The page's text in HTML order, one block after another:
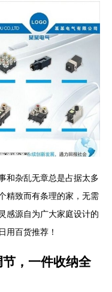
和杂乱无章总是占据太多
精致而有条理的家，无需
感源自为广大家庭设计的
用百货推荐！
，一件收纳全